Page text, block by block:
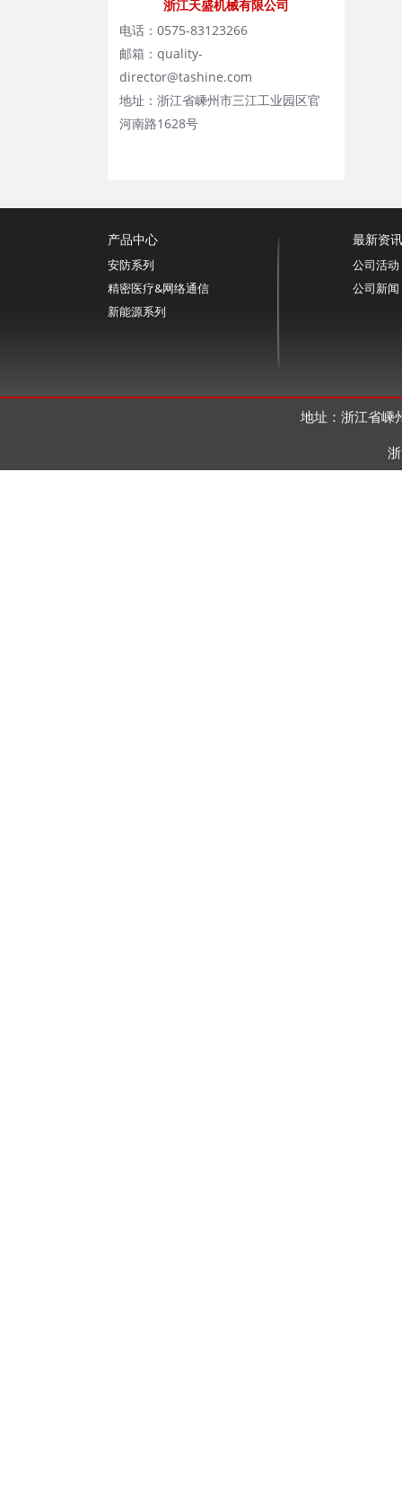
浙江天盛机械有限公司
电话：0575-83123266
邮箱：quality-
director@tashine.com
地址：浙江省嵊州市三江工业园区官
河南路1628号
产品中心
安防系列
精密医疗&网络通信
新能源系列
最新资讯
公司活动
公司新闻
地址：浙江省嵊